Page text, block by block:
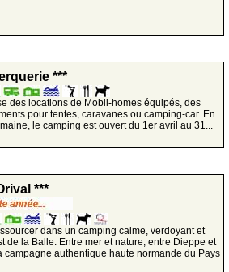
***
des locations de Mobil-homes équipés, des
pour tentes, caravanes ou camping-car. En
le camping est ouvert du 1er avril au 31...
***
dans un camping calme, verdoyant et
de la Balle. Entre mer et nature, entre Dieppe et
campagne authentique haute normande du Pays